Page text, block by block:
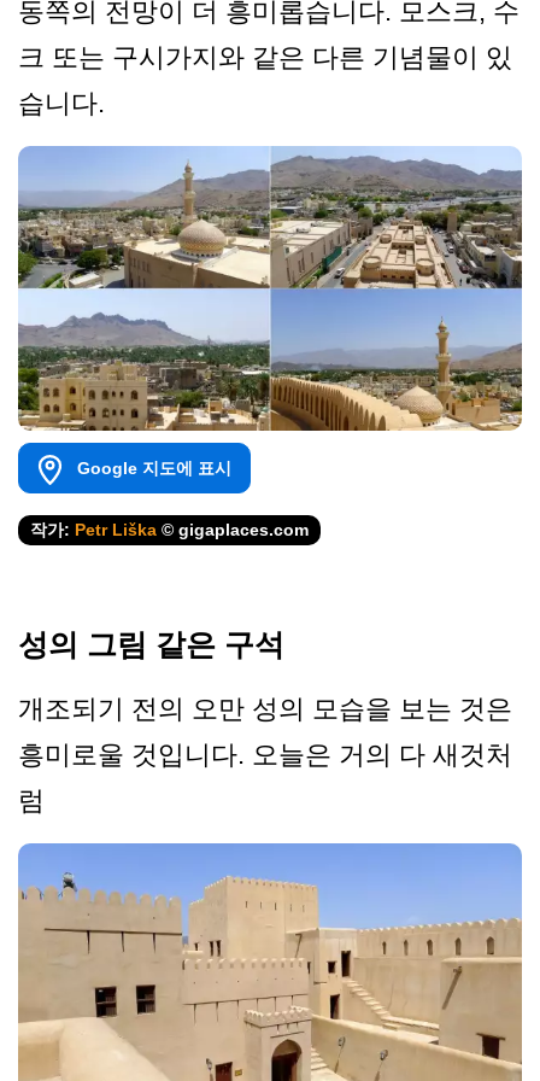
동쪽의 전망이 더 흥미롭습니다. 모스크, 수
크 또는 구시가지와 같은 다른 기념물이 있
습니다.
Google 지도에 표시
작가: Petr Liška © gigaplaces.com
성의 그림 같은 구석
개조되기 전의 오만 성의 모습을 보는 것은
흥미로울 것입니다. 오늘은 거의 다 새것처
럼